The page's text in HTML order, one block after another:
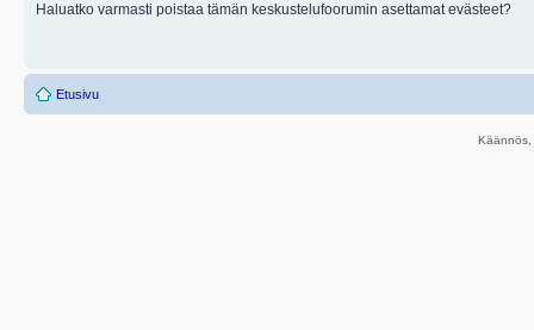
Haluatko varmasti poistaa tämän keskustelufoorumin asettamat evästeet?
Etusivu